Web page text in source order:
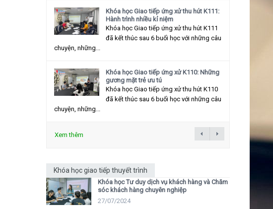
Khóa học Giao tiếp ứng xử thu hút K111:
Hành trình nhiều kỉ niệm
Khóa học Giao tiếp ứng xử thu hút K111
đã kết thúc sau 6 buổi học với những câu
chuyện, những...
Khóa học Giao tiếp ứng xử K110: Những
gương mặt trẻ ưu tú
Khóa học Giao tiếp ứng xử thu hút K110
đã kết thúc sau 6 buổi học với những câu
chuyện, những...
Xem thêm
Khóa học giao tiếp thuyết trình
Khóa học Tư duy dịch vụ khách hàng và Chăm
sóc khách hàng chuyên nghiệp
27/07/2024